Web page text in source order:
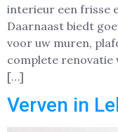
interieur een frisse
Daarnaast biedt
voor uw muren,
complete renovatie
[…]
Verven in